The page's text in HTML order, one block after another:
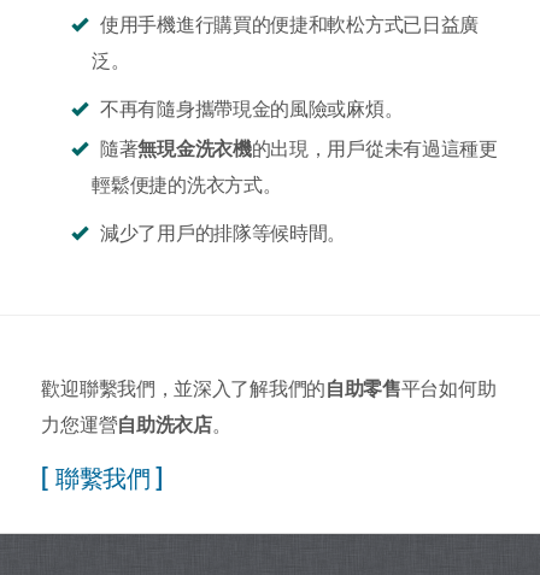
使用手機進行購買的便捷和軟松方式已日益廣
泛。
不再有隨身攜帶現金的風險或麻煩。
隨著無現金洗衣機的出現，用戶從未有過這種更
輕鬆便捷的洗衣方式。
減少了用戶的排隊等候時間。
歡迎聯繫我們，並深入了解我們的自助零售平台如何助
力您運營自助洗衣店。
[ 聯繫我們 ]